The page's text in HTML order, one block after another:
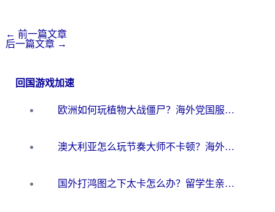
← 前一篇文章
后一篇文章 →
回国游戏加速
欧洲如何玩植物大战僵尸？海外党国服游戏加速避坑指南（附实测对比）
澳大利亚怎么玩节奏大师不卡顿？海外党国服游戏加速终极指南
国外打鸿图之下太卡怎么办？留学生亲测有效的国服游戏加速方案